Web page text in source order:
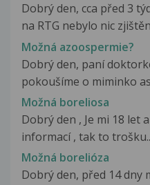
Dobrý den, cca před 3
na RTG nebylo nic
Možná azoospermie?
Dobrý den, paní
pokoušíme o miminko
Možná boreliosa
Dobrý den , Je mi 18 let
informací , tak to
Možná borelióza
Dobrý den, před 14 dny